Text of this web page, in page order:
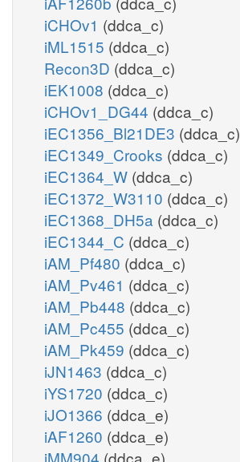
iCHOv1 (ddca_c)
iML1515 (ddca_c)
Recon3D (ddca_c)
iEK1008 (ddca_c)
iCHOv1_DG44 (ddca_c)
iEC1356_Bl21DE3 (ddca_c)
iEC1349_Crooks (ddca_c)
iEC1364_W (ddca_c)
iEC1372_W3110 (ddca_c)
iEC1368_DH5a (ddca_c)
iEC1344_C (ddca_c)
iAM_Pf480 (ddca_c)
iAM_Pv461 (ddca_c)
iAM_Pb448 (ddca_c)
iAM_Pc455 (ddca_c)
iAM_Pk459 (ddca_c)
iJN1463 (ddca_c)
iYS1720 (ddca_c)
iJO1366 (ddca_e)
iAF1260 (ddca_e)
iMM904 (ddca_e)